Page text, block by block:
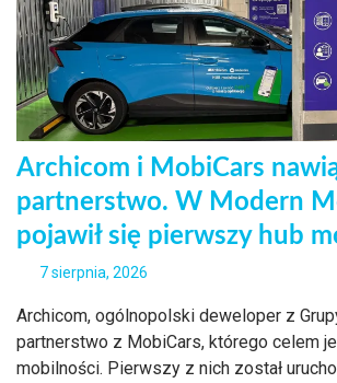
Archicom i MobiCars
partnerstwo. W Modern
pojawił się pierwszy hub
7 sierpnia, 2026
Archicom, ogólnopolski deweloper z
partnerstwo z MobiCars, którego celem
mobilności. Pierwszy z nich został